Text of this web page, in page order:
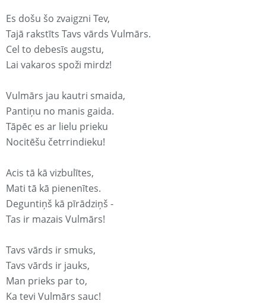
Es došu šo zvaigzni Tev,
Tajā rakstīts Tavs vārds Vulmārs.
Cel to debesīs augstu,
Lai vakaros spoži mirdz!
Vulmārs jau kautri smaida,
Pantiņu no manis gaida.
Tāpēc es ar lielu prieku
Nocitēšu četrrindieku!
Acis tā kā vizbulītes,
Mati tā kā pienenītes.
Deguntiņš kā pīrādziņš -
Tas ir mazais Vulmārs!
Tavs vārds ir smuks,
Tavs vārds ir jauks,
Man prieks par to,
Ka tevi Vulmārs sauc!